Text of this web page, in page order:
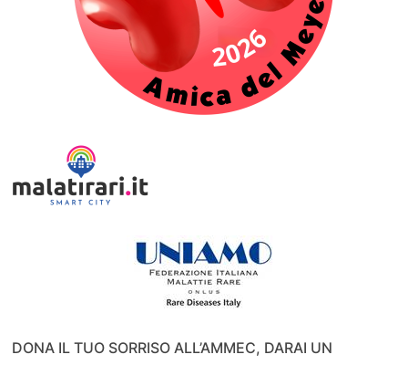
DONA IL TUO SORRISO ALL’AMMEC, DARAI UN